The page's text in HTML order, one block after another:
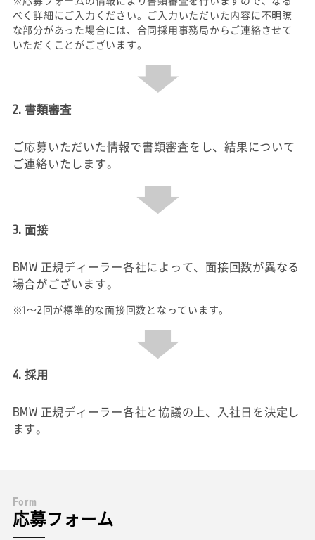
べく詳細にご入力ください。ご入力いただいた内容に不明瞭
な部分があった場合には、合同採用事務局からご連絡させて
いただくことがございます。
2. 書類審査
ご応募いただいた情報で書類審査をし、結果について
ご連絡いたします。
3. 面接
BMW 正規ディーラー各社によって、面接回数が異なる
場合がございます。
※1～2回が標準的な面接回数となっています。
4. 採用
BMW 正規ディーラー各社と協議の上、入社日を決定し
ます。
Form
応募フォーム